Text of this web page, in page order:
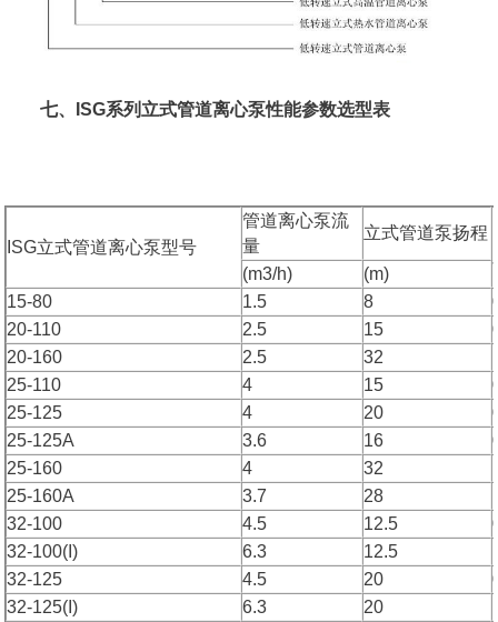
七、ISG系列立式管道离心泵性能参数选型表
ISG立式管道离心泵型号
管道离心泵流
量
立式管道泵扬程
(m3/h)
(m)
15-80
1.5 8
20-110
2.5 15
20-160
2.5 32
25-110
4 15
25-125
4 20
25-125A
3.6 16
25-160
4 32
25-160A
3.7 28
32-100
4.5 12.5
32-100(I)
6.3 12.5
32-125
4.5 20
32-125(I)
6.3 20